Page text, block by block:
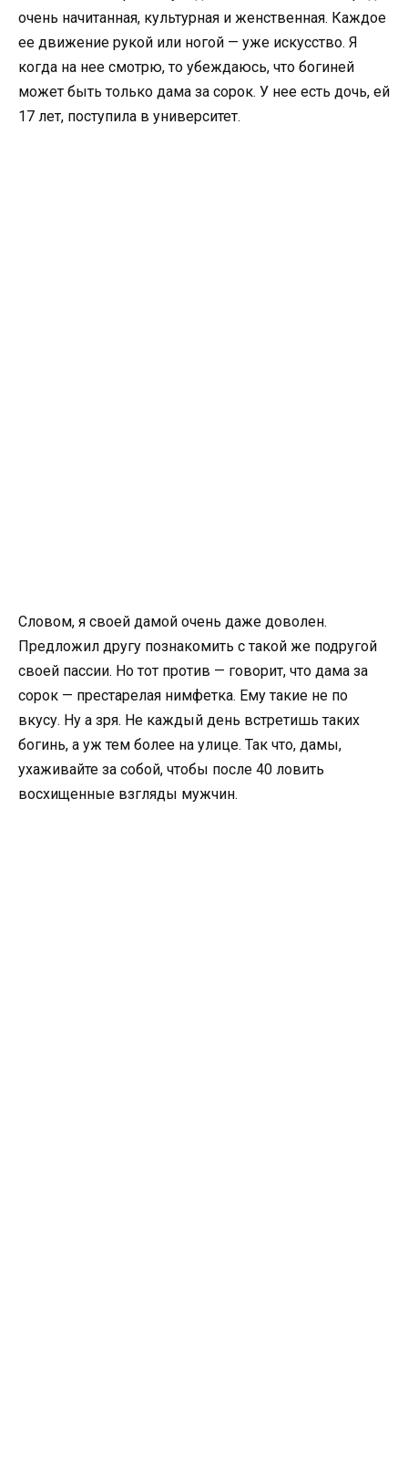
очень начитанная, культурная и женственная. Каждое
ее движение рукой или ногой — уже искусство. Я
когда на нее смотрю, то убеждаюсь, что богиней
может быть только дама за сорок. У нее есть дочь, ей
17 лет, поступила в университет.
Словом, я своей дамой очень даже доволен.
Предложил другу познакомить с такой же подругой
своей пассии. Но тот против — говорит, что дама за
сорок — престарелая нимфетка. Ему такие не по
вкусу. Ну а зря. Не каждый день встретишь таких
богинь, а уж тем более на улице. Так что, дамы,
ухаживайте за собой, чтобы после 40 ловить
восхищенные взгляды мужчин.